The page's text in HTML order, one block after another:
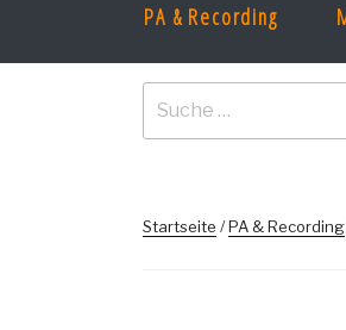
PA & Recording
nach:
Startseite /PA & Recording